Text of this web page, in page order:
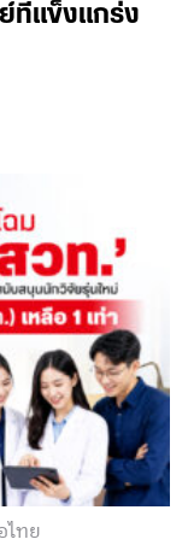
ที่แข็งแกร่ง
ไทย